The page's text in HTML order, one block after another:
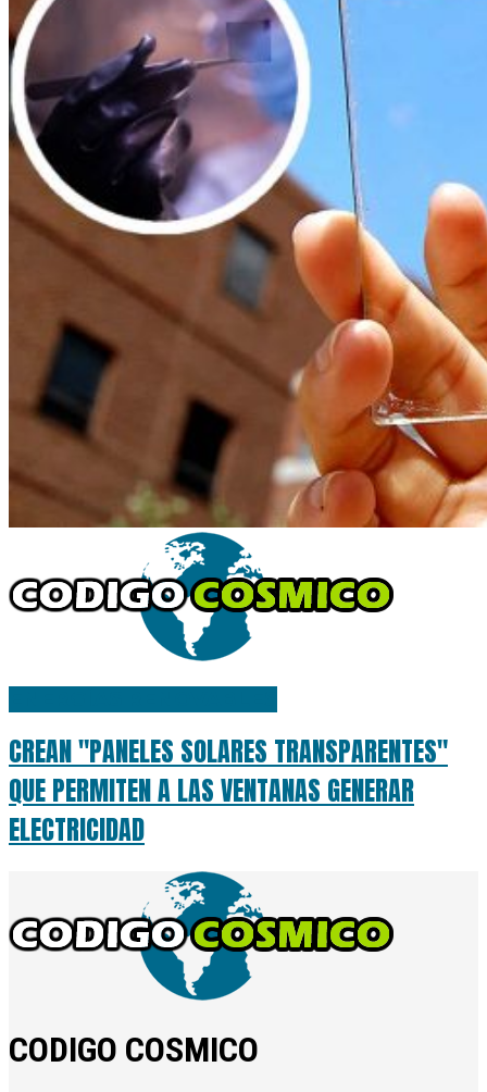
CREAN "PANELES SOLARES TRANSPARENTES"
QUE PERMITEN A LAS VENTANAS GENERAR
ELECTRICIDAD
CODIGO COSMICO